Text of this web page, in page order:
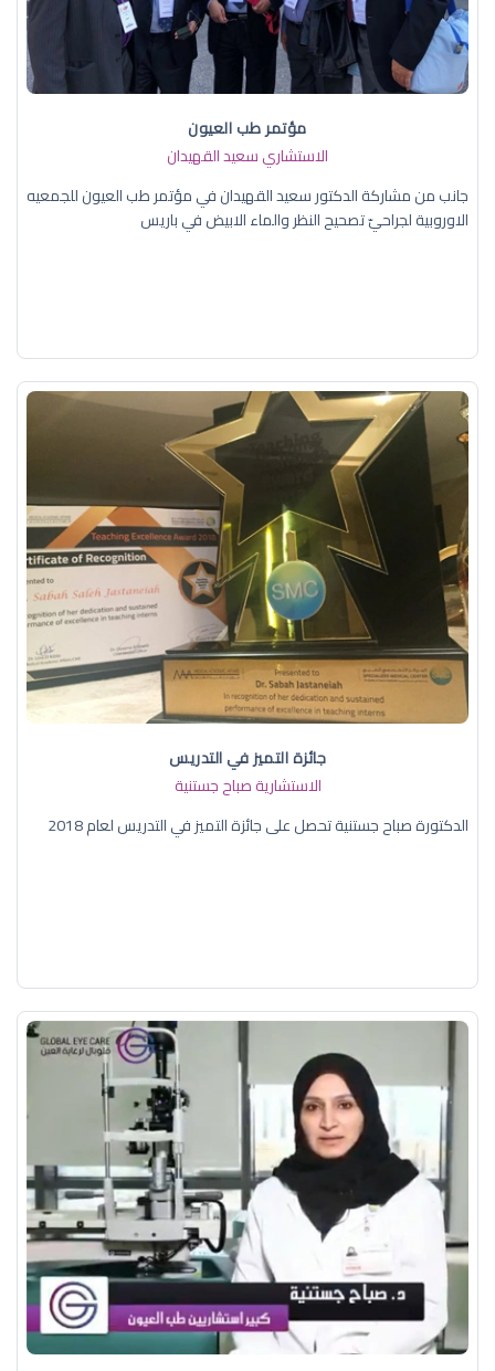
مؤتمر طب العيون
الاستشاري سعيد القهيدان
جانب من مشاركة الدكتور سعيد القهيدان في مؤتمر طب العيون للجمعيه
الاوروبية لجراحيّ تصحيح النظر والماء الابيض في باريس
جائزة التميز في التدريس
الاستشارية صباح جستنية
الدكتورة صباح جستنية تحصل على جائزة التميز في التدريس لعام 2018